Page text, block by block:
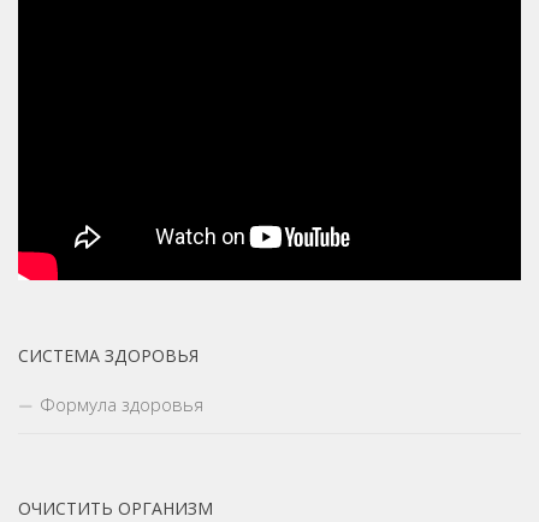
СИСТЕМА ЗДОРОВЬЯ
Формула здоровья
ОЧИСТИТЬ ОРГАНИЗМ